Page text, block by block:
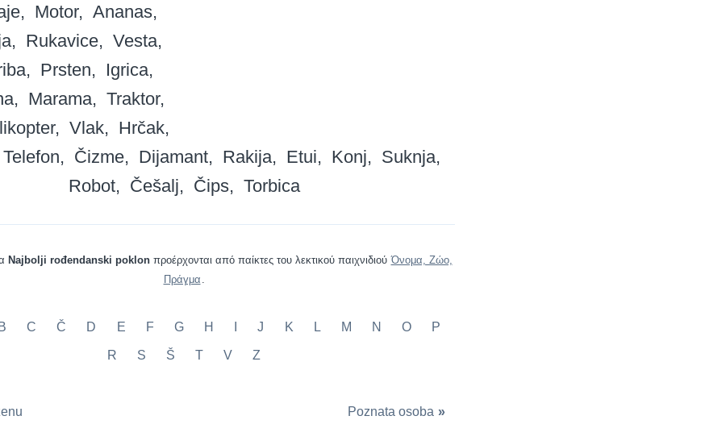
Motor
Ananas
Rukavice
Vesta
Prsten
Igrica
Marama
Traktor
Vlak
Hrčak
Telefon Čizme Dijamant Rakija Etui Konj
Suknja
Robot
Češalj Čips Torbica
Najbolji rođendanski poklonπροέρχονται από παίκτες του λεκτικού παιχνιδιού Όνομα, Ζώο,
Πράγμα .
B C Č D E F G H J K L M N O P
R S Š T V Z
Poznata osoba »